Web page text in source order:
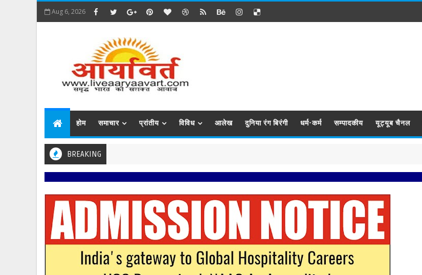
Aug 6, 2026
होम समाचार प्रांतीय विविध आलेख दुनिया रंग बिरंगी धर्म-कर्म सम्पादकीय यूट्यूब चैनल
BREAKING